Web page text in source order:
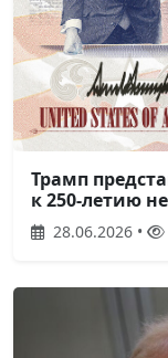
Трамп
к 250-летию
28.06.2026 •